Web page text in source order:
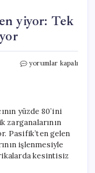
yiyor: Tek
Güney
işçi
günde
4
bin
adet
yorumlar kapalı
yüzde 80’ini
zarganalarının
Pasifik’ten gelen
işlenmesiyle
kesintisiz